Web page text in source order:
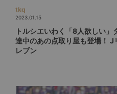
tkq
2023.01.15
トルシエいわく「8人欲しい
達中のあの点取り屋も登場！ J
レブン